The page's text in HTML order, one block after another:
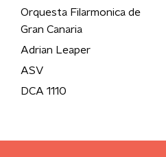
Orquesta Filarmonica de
Gran Canaria
Adrian Leaper
ASV
DCA 1110